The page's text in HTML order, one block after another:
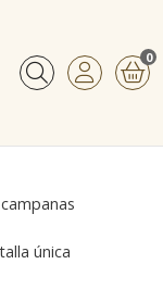
Buscar
0
única